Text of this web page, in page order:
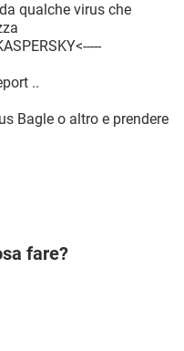
qualche virus che
..
Bagle o altro e prendere
fare?